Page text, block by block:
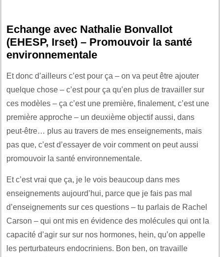
Echange avec Nathalie Bonvallot
(EHESP, Irset) – Promouvoir la santé
environnementale
Et donc d’ailleurs c’est pour ça – on va peut être ajouter
quelque chose – c’est pour ça qu’en plus de travailler sur
ces modèles – ça c’est une première, finalement, c’est une
première approche – un deuxième objectif aussi, dans
peut-être… plus au travers de mes enseignements, mais
pas que, c’est d’essayer de voir comment on peut aussi
promouvoir la santé environnementale.
Et c’est vrai que ça, je le vois beaucoup dans mes
enseignements aujourd’hui, parce que je fais pas mal
d’enseignements sur ces questions – tu parlais de Rachel
Carson – qui ont mis en évidence des molécules qui ont la
capacité d’agir sur sur nos hormones, hein, qu’on appelle
les perturbateurs endocriniens. Bon ben, on travaille